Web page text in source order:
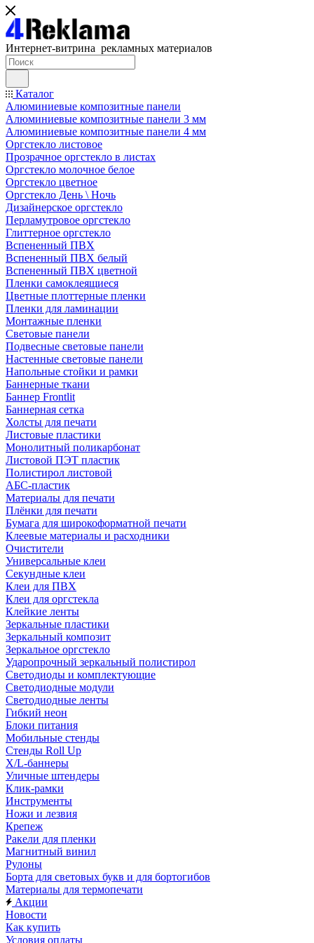
Интернет-витрина рекламных материалов
Каталог
Алюминиевые композитные панели
Алюминиевые композитные панели 3 мм
Алюминиевые композитные панели 4 мм
Оргстекло листовое
Прозрачное оргстекло в листах
Оргстекло молочное белое
Оргстекло цветное
Оргстекло День \ Ночь
Дизайнерское оргстекло
Перламутровое оргстекло
Глиттерное оргстекло
Вспененный ПВХ
Вспененный ПВХ белый
Вспененный ПВХ цветной
Пленки самоклеящиеся
Цветные плоттерные пленки
Пленки для ламинации
Монтажные пленки
Световые панели
Подвесные световые панели
Настенные световые панели
Напольные стойки и рамки
Баннерные ткани
Баннер Frontlit
Баннерная сетка
Холсты для печати
Листовые пластики
Монолитный поликарбонат
Листовой ПЭТ пластик
Полистирол листовой
АБС-пластик
Материалы для печати
Плёнки для печати
Бумага для широкоформатной печати
Клеевые материалы и расходники
Очистители
Универсальные клеи
Секундные клеи
Клеи для ПВХ
Клеи для оргстекла
Клейкие ленты
Зеркальные пластики
Зеркальный композит
Зеркальное оргстекло
Ударопрочный зеркальный полистирол
Светодиоды и комплектующие
Светодиодные модули
Светодиодные ленты
Гибкий неон
Блоки питания
Мобильные стенды
Стенды Roll Up
X/L-баннеры
Уличные штендеры
Клик-рамки
Инструменты
Ножи и лезвия
Крепеж
Ракели для пленки
Магнитный винил
Рулоны
Борта для световых букв и для бортогибов
Материалы для термопечати
Акции
Новости
Как купить
Условия оплаты